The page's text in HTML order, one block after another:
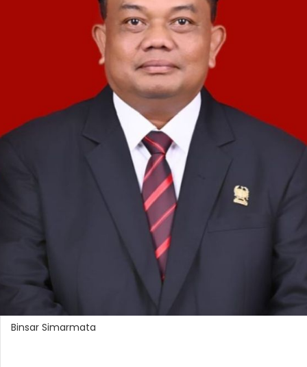
Binsar Simarmata